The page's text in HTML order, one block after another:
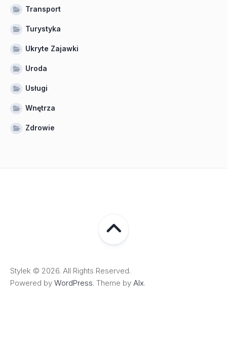
Transport
Turystyka
Ukryte Zajawki
Uroda
Usługi
Wnętrza
Zdrowie
Stylek © 2026. All Rights Reserved.
Powered by WordPress. Theme by Alx.